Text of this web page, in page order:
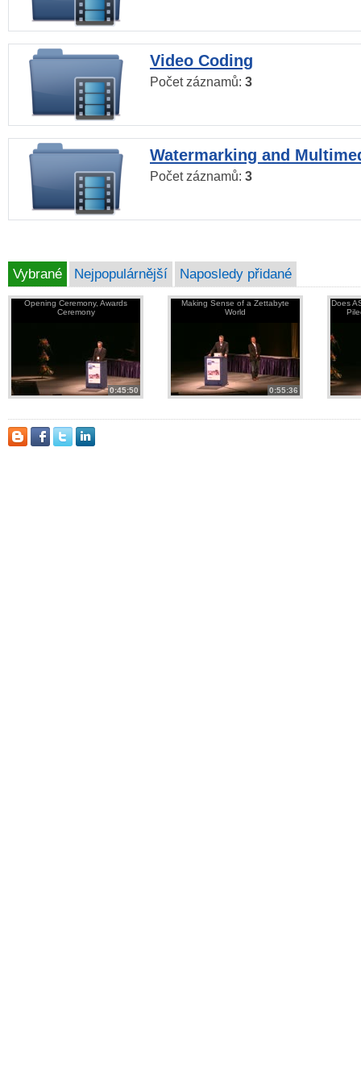
Video Coding
Počet záznamů: 3
Watermarking and
Počet záznamů: 3
Vybrané Nejpopulárnější Naposledy přidané
Opening Ceremony, Awards
Ceremony
0:45:50
Making Sense of a Zettabyte
World
0:55:36
Does